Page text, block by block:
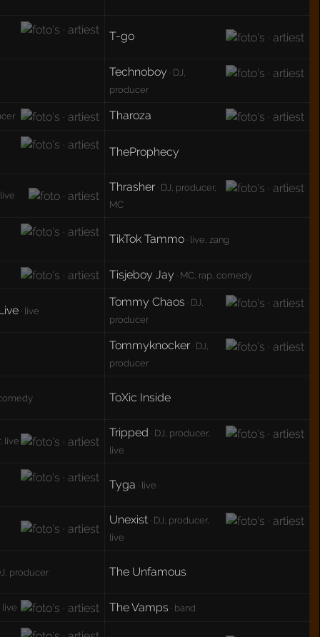
T-go
Technoboy · DJ,
producer
Tharoza
TheProphecy
Thrasher · DJ, producer,
MC
TikTok Tammo · live, zang
Tisjeboy Jay · MC, rap, comedy
· live
Tommy Chaos · DJ,
producer
Tommyknocker · DJ,
producer
ToXic Inside
live
Tripped · DJ, producer,
live
Tyga · live
Unexist · DJ, producer,
live
producer The Unfamous
live The Vamps · band